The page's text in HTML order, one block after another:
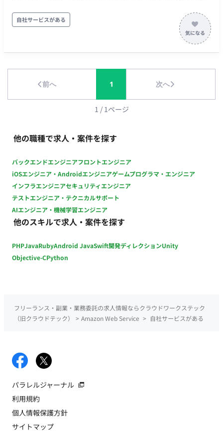
期参画が前提となりますので、 短期間で案件を移りたい方はお
断りいたします。 ◆主な開発環境・ツール◆ ・言語：
TypeScript・PHP ・FW/環境：Nuxt.js・Vue.js・Node.js・
Laravel ・クラウド(サービス)：AWS・Docker ・管理ツール：
自社サービスがある
前へ 1 次へ
1 / 1ページ
他の職種で求人・案件を探す
バックエンドエンジニアフロントエンジニア
iOSエンジニア・Androidエンジニアゲームプログラマ・エンジニア
インフラエンジニアセキュリティエンジニア
テストエンジニア・テクニカルサポート
AIエンジニア・機械学習エンジニア
他のスキルで求人・案件を探す
PHPJavaRubyAndroid JavaSwift開発ディレクションUnity
Objective-CPython
フリーランス・副業・業務委託の求人情報ならクラウドワークステック
（旧クラウドテック）
> Amazon Web Service > 自社サービスがある
パラレルジャーナル
利用規約
個人情報保護方針
サイトマップ